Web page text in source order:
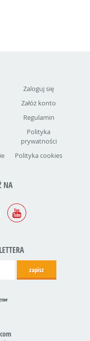
Zaloguj się
Załóż konto
Regulamin
Polityka
prywatności
Polityka cookies
NA